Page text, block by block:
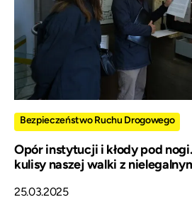
Bezpieczeństwo Ruchu Drogowego
Opór instytucji i kłody pod
kulisy naszej walki z
25.03.2025